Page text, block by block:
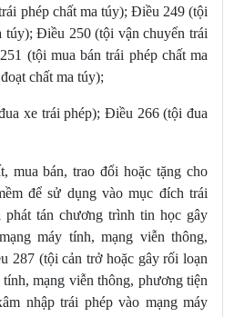
phép chất ma túy); Điều 249 (tội
túy); Điều 250 (tội vận chuyển trái
(tội mua bán trái phép chất ma
chất ma túy);
xe trái phép); Điều 266 (tội đua
mua bán, trao đổi hoặc tặng cho
để sử dụng vào mục đích trái
tán chương trình tin học gây
máy tính, mạng viễn thông,
287 (tội cản trở hoặc gây rối loạn
mạng viễn thông, phương tiện
nhập trái phép vào mạng máy